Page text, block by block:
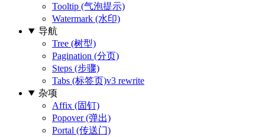
Tooltip (气泡提示)
Watermark (水印)
导航
Tree (树型)
Pagination (分页)
Steps (步骤)
Tabs (标签页)v3 rewrite
杂项
Affix (固钉)
Popover (弹出)
Portal (传送门)